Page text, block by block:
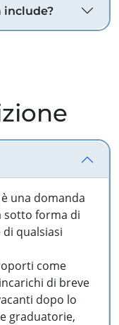
include?
è una domanda
sotto forma di
qualsiasi
come
di breve
dopo lo
graduatorie,